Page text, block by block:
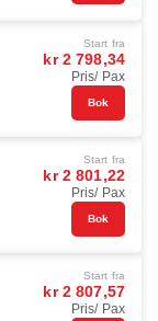
Start fra
kr 2 798,34
Pris/ Pax
Bok
Start fra
kr 2 801,22
Pris/ Pax
Bok
Start fra
kr 2 807,57
Pris/ Pax